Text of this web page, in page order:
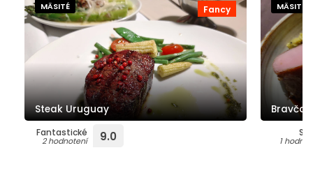
Fancy
MÄSITÉ
Steak Uruguay
Fantastické
2 hodnotení 9.0
MÄSITÉ
1